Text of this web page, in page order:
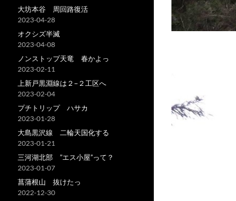
大坊本谷 周回路復活
2023-04-28
オクシズ半滅
2023-04-08
ノンストップ天竜 春かよっ
2023-02-11
上新戸黒淵線は２−２工区へ
2023-02-04
プチトリップ ハサカ
2023-01-28
大島黒沢線 二輪天国化する
2023-01-21
三河湖北部 ”エス小屋”って？
2023-01-07
菖蒲根山 抜けたっ
2022-12-30